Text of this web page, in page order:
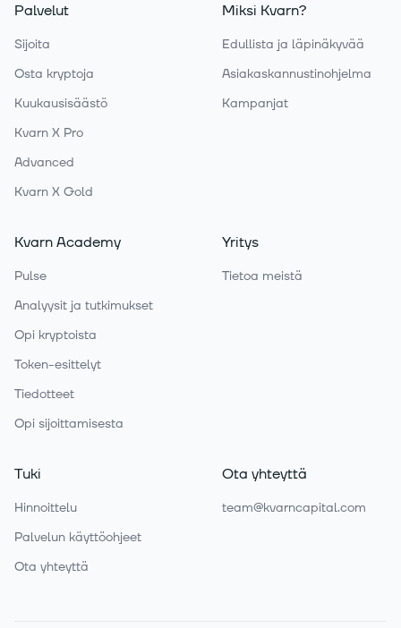
Palvelut
Sijoita
Osta kryptoja
Kuukausisäästö
Kvarn X Pro
Advanced
Kvarn X Gold
Miksi Kvarn?
Edullista ja läpinäkyvää
Asiakaskannustinohjelma
Kampanjat
Kvarn Academy
Pulse
Analyysit ja tutkimukset
Opi kryptoista
Token-esittelyt
Tiedotteet
Opi sijoittamisesta
Yritys
Tietoa meistä
Tuki
Hinnoittelu
Palvelun käyttöohjeet
Ota yhteyttä
Ota yhteyttä
team@kvarncapital.com